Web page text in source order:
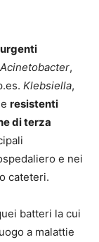
Acinetobacter,
Klebsiella,
resistenti
di terza
e nei
cateteri.
batteri la cui
a malattie